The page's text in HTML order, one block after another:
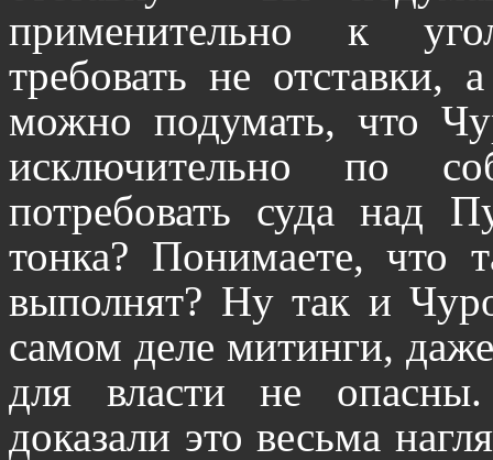
применительно к
требовать не отставки,
можно подумать, что
исключительно по
потребовать суда над
тонка? Понимаете, что
выполнят? Ну так и
самом деле митинги,
для власти не
доказали это весьма